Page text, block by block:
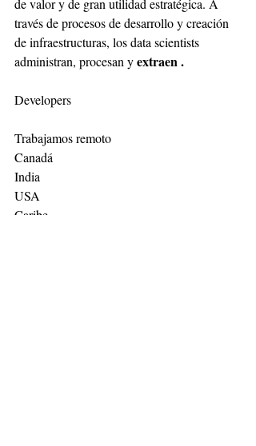
de valor y de gran utilidad estratégica. A
través de procesos de desarrollo y creación
de infraestructuras, los data scientists
administran, procesan y extraen .
Developers
Trabajamos remoto
Canadá
India
USA
Caribe